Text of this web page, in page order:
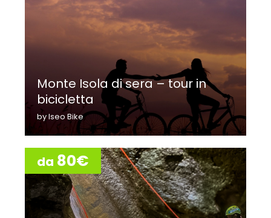
Monte Isola di sera – tour in
bicicletta
by Iseo Bike
da 80€